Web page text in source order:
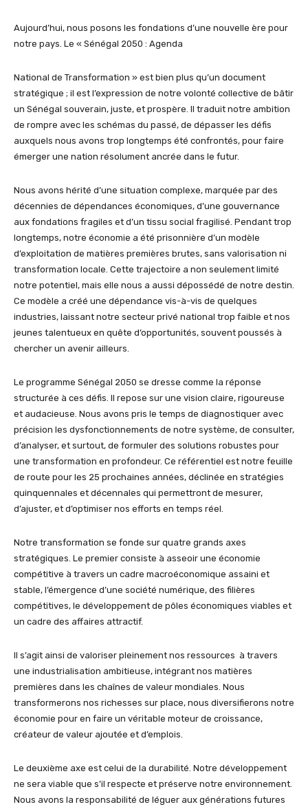
Aujourd’hui, nous posons les fondations d’une nouvelle ère pour
notre pays. Le « Sénégal 2050 : Agenda
National de Transformation » est bien plus qu’un document
stratégique ; il est l’expression de notre volonté collective de bâtir
un Sénégal souverain, juste, et prospère. Il traduit notre ambition
de rompre avec les schémas du passé, de dépasser les défis
auxquels nous avons trop longtemps été confrontés, pour faire
émerger une nation résolument ancrée dans le futur.
Nous avons hérité d’une situation complexe, marquée par des
décennies de dépendances économiques, d’une gouvernance
aux fondations fragiles et d’un tissu social fragilisé. Pendant trop
longtemps, notre économie a été prisonnière d’un modèle
d’exploitation de matières premières brutes, sans valorisation ni
transformation locale. Cette trajectoire a non seulement limité
notre potentiel, mais elle nous a aussi dépossédé de notre destin.
Ce modèle a créé une dépendance vis-à-vis de quelques
industries, laissant notre secteur privé national trop faible et nos
jeunes talentueux en quête d’opportunités, souvent poussés à
chercher un avenir ailleurs.
Le programme Sénégal 2050 se dresse comme la réponse
structurée à ces défis. Il repose sur une vision claire, rigoureuse
et audacieuse. Nous avons pris le temps de diagnostiquer avec
précision les dysfonctionnements de notre système, de consulter,
d’analyser, et surtout, de formuler des solutions robustes pour
une transformation en profondeur. Ce référentiel est notre feuille
de route pour les 25 prochaines années, déclinée en stratégies
quinquennales et décennales qui permettront de mesurer,
d’ajuster, et d’optimiser nos efforts en temps réel.
Notre transformation se fonde sur quatre grands axes
stratégiques. Le premier consiste à asseoir une économie
compétitive à travers un cadre macroéconomique assaini et
stable, l’émergence d’une société numérique, des filières
compétitives, le développement de pôles économiques viables et
un cadre des affaires attractif.
Il s’agit ainsi de valoriser pleinement nos ressources à travers
une industrialisation ambitieuse, intégrant nos matières
premières dans les chaînes de valeur mondiales. Nous
transformerons nos richesses sur place, nous diversifierons notre
économie pour en faire un véritable moteur de croissance,
créateur de valeur ajoutée et d’emplois.
Le deuxième axe est celui de la durabilité. Notre développement
ne sera viable que s’il respecte et préserve notre environnement.
Nous avons la responsabilité de léguer aux générations futures